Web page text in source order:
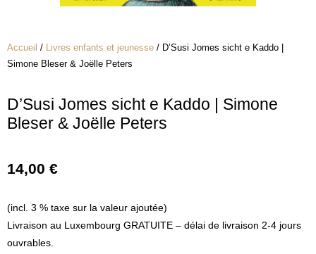
Accueil / Livres enfants et jeunesse / D’Susi Jomes sicht e Kaddo |
Simone Bleser & Joëlle Peters
D’Susi Jomes sicht e Kaddo | Simone
Bleser & Joëlle Peters
14,00 €
(incl. 3 % taxe sur la valeur ajoutée)
Livraison au Luxembourg GRATUITE – délai de livraison 2-4 jours
ouvrables.